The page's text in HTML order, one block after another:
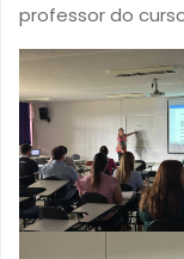
professor do